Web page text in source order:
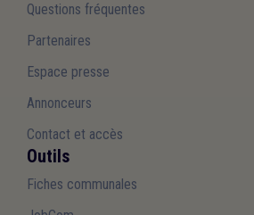
Questions fréquentes
Partenaires
Espace presse
Annonceurs
Contact et accès
Outils
Fiches communales